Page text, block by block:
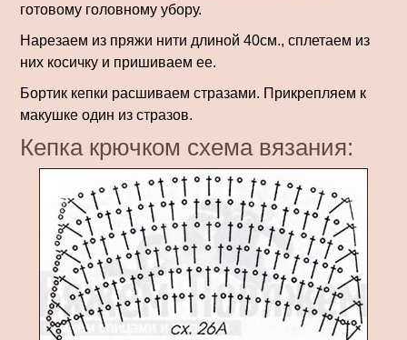
готовому головному убору.
Нарезаем из пряжи нити длиной 40см., сплетаем из
них косичку и пришиваем ее.
Бортик кепки расшиваем стразами. Прикрепляем к
макушке один из стразов.
Кепка крючком схема вязания: